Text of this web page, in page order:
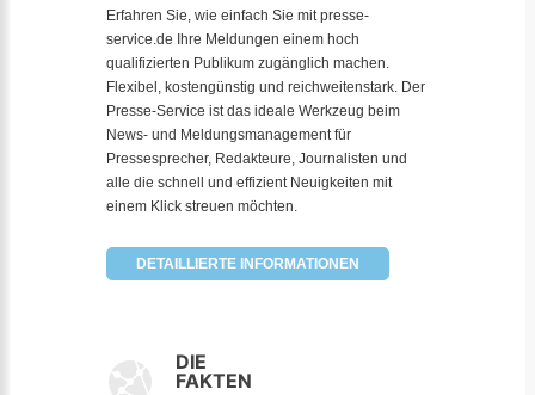
Erfahren Sie, wie einfach Sie mit presse-
service.de Ihre Meldungen einem hoch
qualifizierten Publikum zugänglich machen.
Flexibel, kostengünstig und reichweitenstark. Der
Presse-Service ist das ideale Werkzeug beim
News- und Meldungsmanagement für
Pressesprecher, Redakteure, Journalisten und
alle die schnell und effizient Neuigkeiten mit
einem Klick streuen möchten.
DETAILLIERTE INFORMATIONEN
DIE
FAKTEN